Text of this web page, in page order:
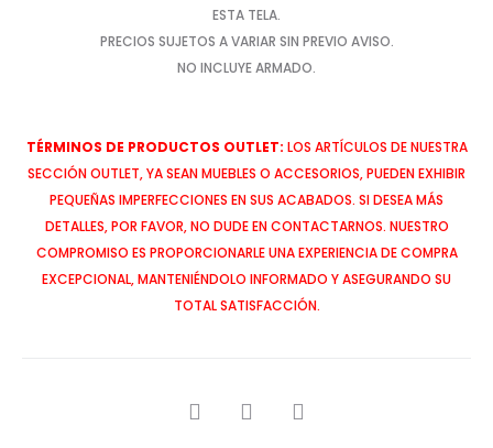
ESTA TELA.
PRECIOS SUJETOS A VARIAR SIN PREVIO AVISO.
NO INCLUYE ARMADO.
TÉRMINOS DE PRODUCTOS OUTLET: LOS ARTÍCULOS DE NUESTRA
SECCIÓN OUTLET, YA SEAN MUEBLES O ACCESORIOS, PUEDEN EXHIBIR
PEQUEÑAS IMPERFECCIONES EN SUS ACABADOS. SI DESEA MÁS
DETALLES, POR FAVOR, NO DUDE EN CONTACTARNOS. NUESTRO
COMPROMISO ES PROPORCIONARLE UNA EXPERIENCIA DE COMPRA
EXCEPCIONAL, MANTENIÉNDOLO INFORMADO Y ASEGURANDO SU
TOTAL SATISFACCIÓN.
SHARE